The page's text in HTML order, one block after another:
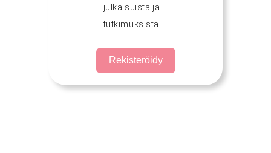
julkaisuista ja
tutkimuksista
Rekisteröidy